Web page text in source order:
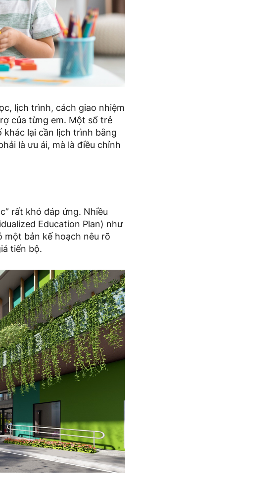
lịch trình, cách giao nhiệm
của từng em. Một số trẻ
lại cần lịch trình bằng
là ưu ái, mà là điều chỉnh
rất khó đáp ứng. Nhiều
Education Plan) như
một bản kế hoạch nêu rõ
tiến bộ.